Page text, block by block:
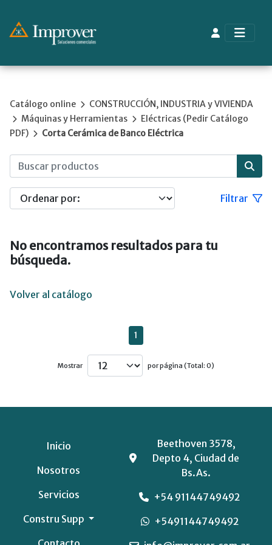
Catálogo online
CONSTRUCCIÓN, INDUSTRIA y VIVIENDA
Máquinas y Herramientas
Eléctricas (Pedir Catálogo
PDF)
Corta Cerámica de Banco Eléctrica
Filtrar
No encontramos resultados para tu
búsqueda.
Volver al catálogo
1
Mostrar por página (Total: 0)
Inicio
Nosotros
Servicios
Constru Supp
Beethoven 3578,
Depto 4, Ciudad de
Bs.As.
+54 91144749492
+5491144749492